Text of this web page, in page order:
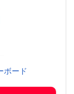
ボード